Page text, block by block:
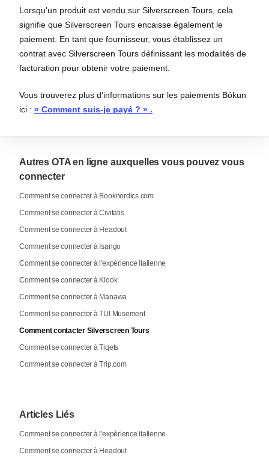
Lorsqu'un produit est vendu sur Silverscreen Tours, cela
signifie que Silverscreen Tours encaisse également le
paiement. En tant que fournisseur, vous établissez un
contrat avec Silverscreen Tours définissant les modalités de
facturation pour obtenir votre paiement.
Vous trouverez plus d'informations sur les paiements Bókun
ici : « Comment suis-je payé ? » .
Autres OTA en ligne auxquelles vous pouvez vous
connecter
Comment se connecter à Booknordics.com
Comment se connecter à Civitatis
Comment se connecter à Headout
Comment se connecter à Isango
Comment se connecter à l'expérience italienne
Comment se connecter à Klook
Comment se connecter à Manawa
Comment se connecter à TUI Musement
Comment contacter Silverscreen Tours
Comment se connecter à Tiqets
Comment se connecter à Trip.com
Articles Liés
Comment se connecter à l'expérience italienne
Comment se connecter à Headout